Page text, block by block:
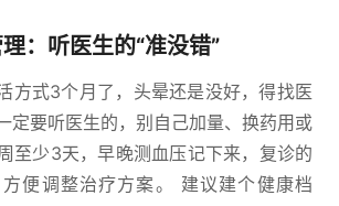
：听医生的“准没错”
方式3个月了，头晕还是没好，得找医
要听医生的，别自己加量、换药用或
至少3天，早晚测血压记下来，复诊的
便调整治疗方案。 建议建个健康档